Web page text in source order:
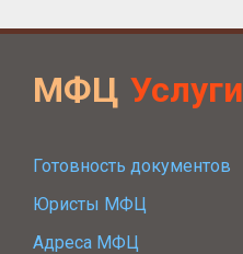
МФЦ Услуги
Готовность документов
Юристы МФЦ
Адреса МФЦ